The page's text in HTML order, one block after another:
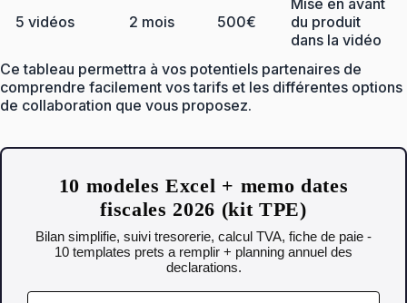
5 vidéos 2 mois 500€
Mise en avant
du produit
dans la vidéo
Ce tableau permettra à vos potentiels partenaires de
comprendre facilement vos tarifs et les différentes options
de collaboration que vous proposez.
10 modeles Excel + memo dates
fiscales 2026 (kit TPE)
Bilan simplifie, suivi tresorerie, calcul TVA, fiche de paie -
10 templates prets a remplir + planning annuel des
declarations.